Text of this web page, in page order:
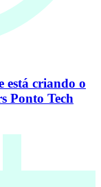
está criando o
Ponto Tech